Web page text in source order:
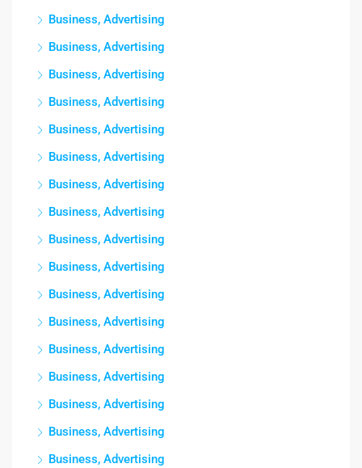
Business, Advertising
Business, Advertising
Business, Advertising
Business, Advertising
Business, Advertising
Business, Advertising
Business, Advertising
Business, Advertising
Business, Advertising
Business, Advertising
Business, Advertising
Business, Advertising
Business, Advertising
Business, Advertising
Business, Advertising
Business, Advertising
Business, Advertising